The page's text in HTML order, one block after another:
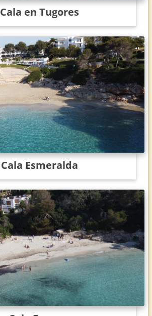
Cala en Tugores
Cala Esmeralda